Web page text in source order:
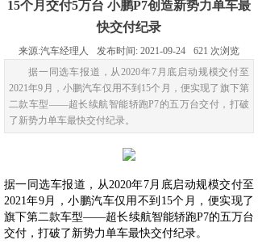
15个月交付5万台 小鹏P7创造新势力单车最
快交付纪录
来源:汽车经理人 发布时间: 2021-09-24 621 次浏览
据一同选车报道，从2020年7月底启动规模交付至
2021年9月，小鹏汽车仅用不到15个月，便实现了旗下第
二款车型——超长续航智能轿跑P7的五万台交付，打破
了新势力单车最快交付纪录。
据一同选车报道，从2020年7月底启动规模交付至
2021年9月，小鹏汽车仅用不到15个月，便实现了
旗下第二款车型——超长续航智能轿跑P7的五万台
交付，打破了新势力单车最快交付纪录。